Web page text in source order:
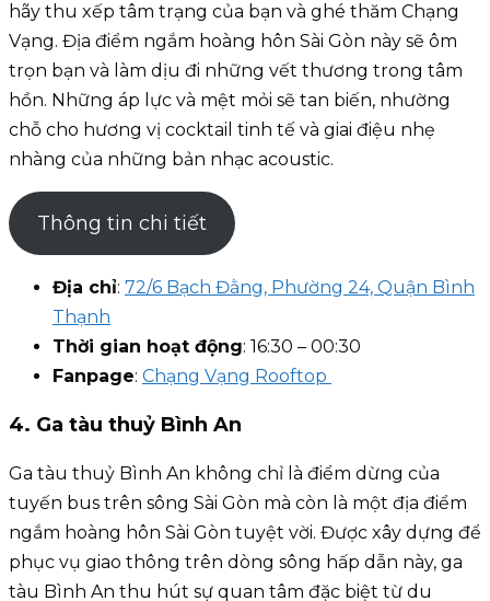
hãy thu xếp tâm trạng của bạn và ghé thăm Chạng
Vạng. Địa điểm ngắm hoàng hôn Sài Gòn này sẽ ôm
trọn bạn và làm dịu đi những vết thương trong tâm
hồn. Những áp lực và mệt mỏi sẽ tan biến, nhường
chỗ cho hương vị cocktail tinh tế và giai điệu nhẹ
nhàng của những bản nhạc acoustic.
Thông tin chi tiết
Địa chỉ: 72/6 Bạch Đằng, Phường 24, Quận Bình
Thạnh
Thời gian hoạt động: 16:30 – 00:30
Fanpage: Chạng Vạng Rooftop
4. Ga tàu thuỷ Bình An
Ga tàu thuỷ Bình An không chỉ là điểm dừng của
tuyến bus trên sông Sài Gòn mà còn là một địa điểm
ngắm hoàng hôn Sài Gòn tuyệt vời. Được xây dựng để
phục vụ giao thông trên dòng sông hấp dẫn này, ga
tàu Bình An thu hút sự quan tâm đặc biệt từ du